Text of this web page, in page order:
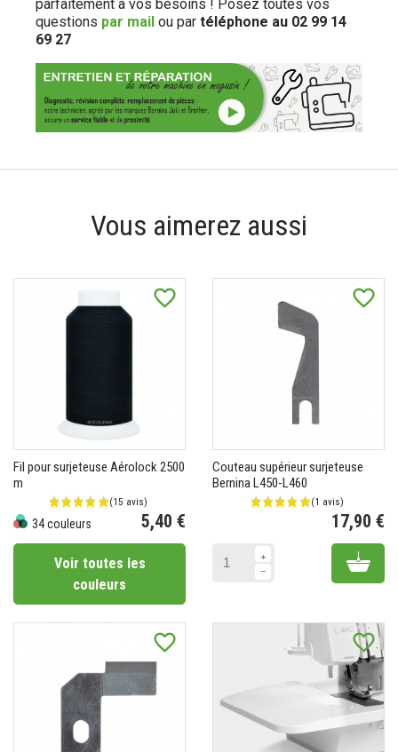
parfaitement à vos besoins ! Posez toutes vos
questions par mail ou par téléphone au 02 99 14
69 27
Vous aimerez aussi
favorite_border
Fil pour surjeteuse Aérolock 2500
m
34 couleurs 5,40 €
Voir toutes les
couleurs
favorite_border
Couteau supérieur surjeteuse
Bernina L450-L460
17,90 €
Add
favorite_border favorite_border